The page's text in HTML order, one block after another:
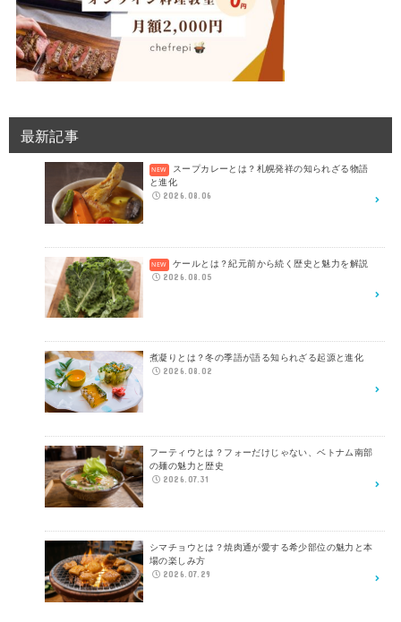
最新記事
スープカレーとは？札幌発祥の知られざる物語
と進化
2026.08.06
ケールとは？紀元前から続く歴史と魅力を解説
2026.08.05
煮凝りとは？冬の季語が語る知られざる起源と進化
2026.08.02
フーティウとは？フォーだけじゃない、ベトナム南部
の麺の魅力と歴史
2026.07.31
シマチョウとは？焼肉通が愛する希少部位の魅力と本
場の楽しみ方
2026.07.29